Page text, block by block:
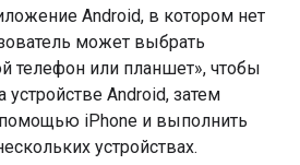
Android, в котором нет
может выбрать
телефон или планшет», чтобы
устройстве Android, затем
помощью iPhone и выполнить
устройствах.